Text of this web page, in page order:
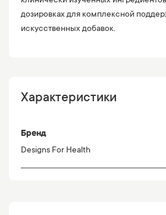
дозировках для комплексной
искусственных добавок.
Характеристики
Бренд
Designs For Health